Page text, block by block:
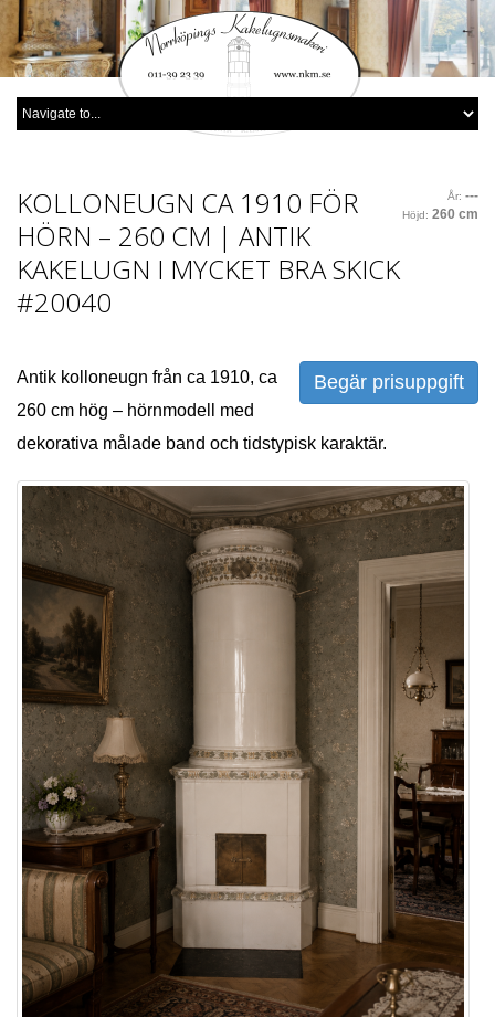
År: ---
Höjd: 260 cm
KOLLONEUGN CA 1910 FÖR
HÖRN – 260 CM | ANTIK
KAKELUGN I MYCKET BRA SKICK
#20040
Begär prisuppgift
Antik kolloneugn från ca 1910, ca
260 cm hög – hörnmodell med
dekorativa målade band och tidstypisk karaktär.